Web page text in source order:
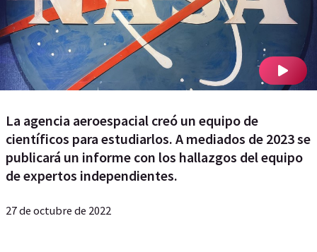
La agencia aeroespacial creó un equipo de
científicos para estudiarlos. A mediados de 2023 se
publicará un informe con los hallazgos del equipo
de expertos independientes.
27 de octubre de 2022